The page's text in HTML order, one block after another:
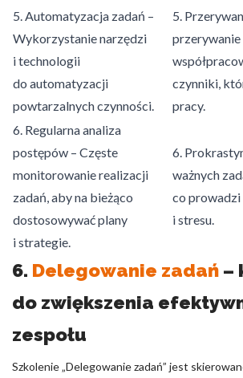
5. Automatyzacja zadań –
Wykorzystanie narzędzi
i technologii
do automatyzacji
powtarzalnych czynności.
5.
czynniki,
pracy.
6. Regularna analiza
postępów – Częste
monitorowanie realizacji
zadań, aby na bieżąco
dostosowywać plany
i strategie.
6.
ważnych
co
i stresu.
6. Delegowanie zadań –
do zwiększenia
zespołu
Szkolenie „Delegowanie zadań” jest